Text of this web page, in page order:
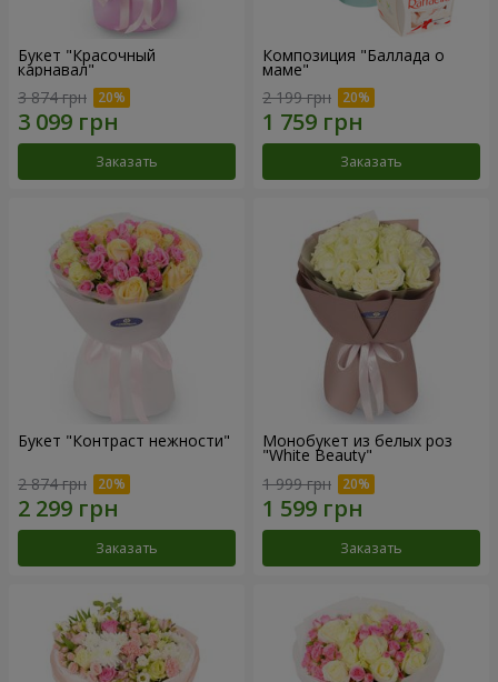
Букет "Красочный
карнавал"
3 874 грн
Заказать
Композиция "Баллада о
маме"
2 199 грн
Заказать
Букет "Контраст нежности"
2 874 грн
Заказать
Монобукет из белых роз
"White Beauty"
1 999 грн
Заказать